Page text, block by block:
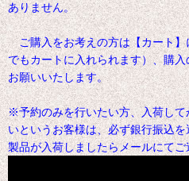
ありません。
ご購入をお考えの方は【カート】
でもカートに入れられます）、購
お願いいた
※予約のみを行いたい方、入荷し
いというお客様は、必ず銀行振込
製品が入荷しましたらメールにて